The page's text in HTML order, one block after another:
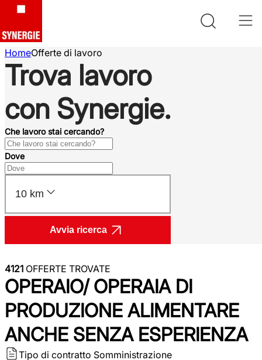
HomeOfferte di lavoro
Trova lavoro
con Synergie.
Che lavoro stai cercando?
Dove
10 km
Avvia ricerca
4121 OFFERTE TROVATE
OPERAIO/ OPERAIA DI
PRODUZIONE ALIMENTARE
ANCHE SENZA ESPERIENZA
Tipo di contratto Somministrazione